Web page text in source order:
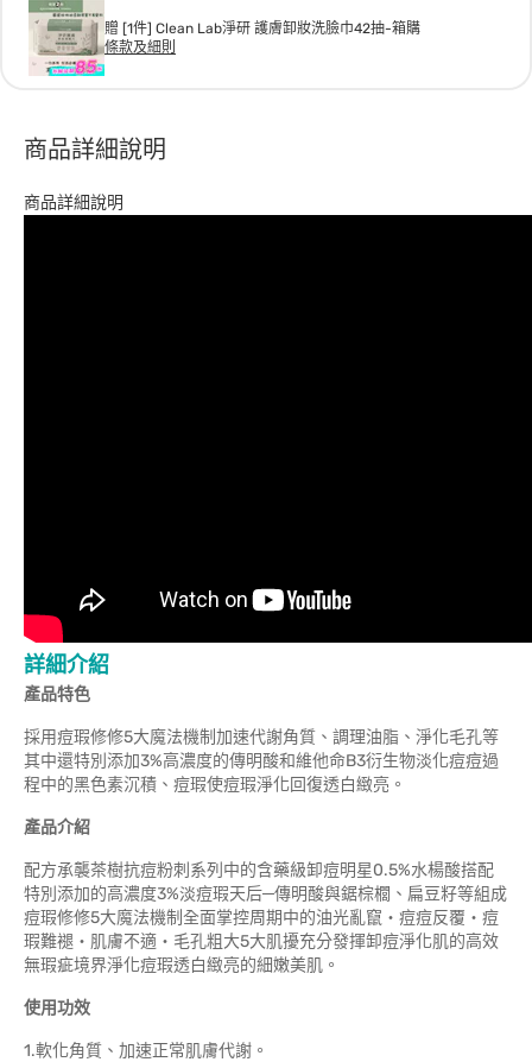
贈 [1件] Clean Lab淨研 護膚卸妝洗臉巾42抽-箱購
條款及細則
商品詳細說明
商品詳細說明
詳細介紹
產品特色
採用痘瑕修修5大魔法機制加速代謝角質、調理油脂、淨化毛孔等
其中還特別添加3%高濃度的傳明酸和維他命B3衍生物淡化痘痘過
程中的黑色素沉積、痘瑕使痘瑕淨化回復透白緻亮。
產品介紹
配方承襲茶樹抗痘粉刺系列中的含藥級卸痘明星0.5%水楊酸搭配
特別添加的高濃度3%淡痘瑕天后─傳明酸與鋸棕櫚、扁豆籽等組成
痘瑕修修5大魔法機制全面掌控周期中的油光亂竄‧痘痘反覆‧痘
瑕難褪‧肌膚不適‧毛孔粗大5大肌擾充分發揮卸痘淨化肌的高效
無瑕疵境界淨化痘瑕透白緻亮的細嫩美肌。
使用功效
1.軟化角質、加速正常肌膚代謝。